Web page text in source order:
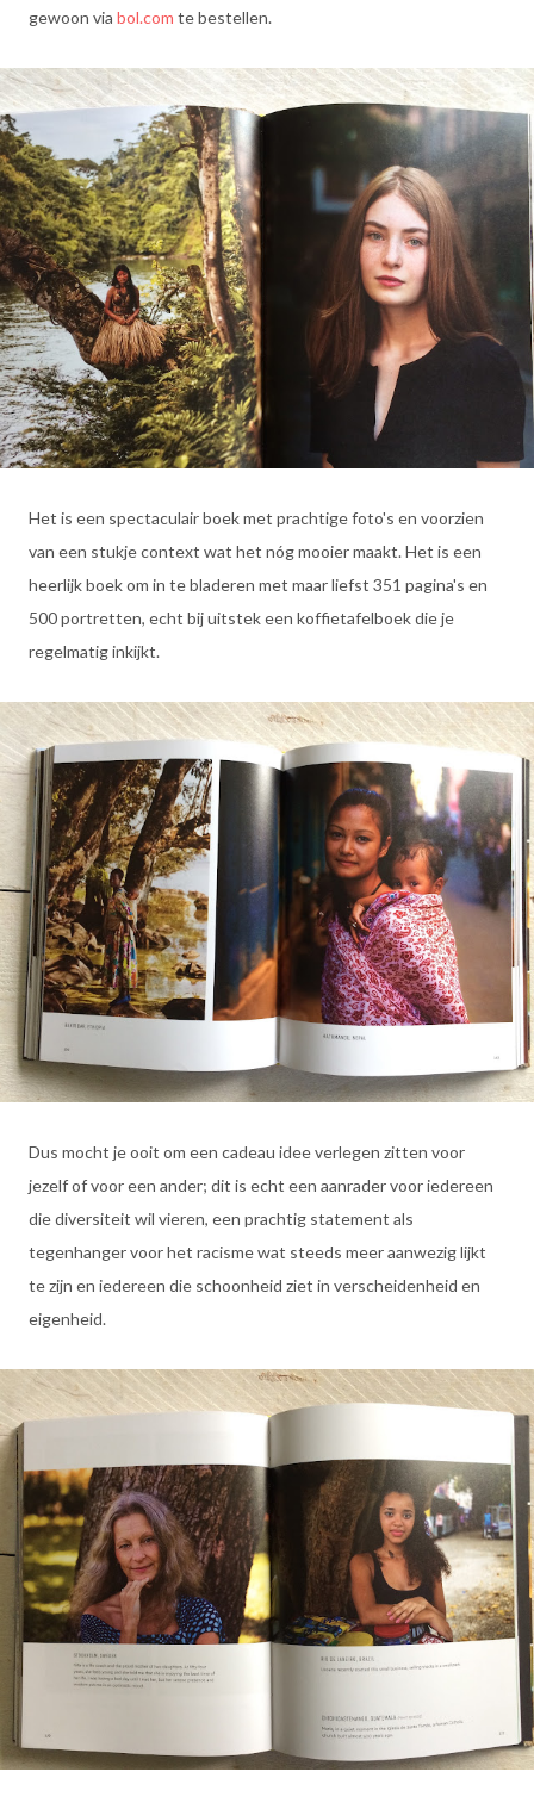
gewoon via bol.com te bestellen.
Het is een spectaculair boek met prachtige foto's en voorzien
van een stukje context wat het nóg mooier maakt. Het is een
heerlijk boek om in te bladeren met maar liefst 351 pagina's en
500 portretten, echt bij uitstek een koffietafelboek die je
regelmatig inkijkt.
Dus mocht je ooit om een cadeau idee verlegen zitten voor
jezelf of voor een ander; dit is echt een aanrader voor iedereen
die diversiteit wil vieren, een prachtig statement als
tegenhanger voor het racisme wat steeds meer aanwezig lijkt
te zijn en iedereen die schoonheid ziet in verscheidenheid en
eigenheid.